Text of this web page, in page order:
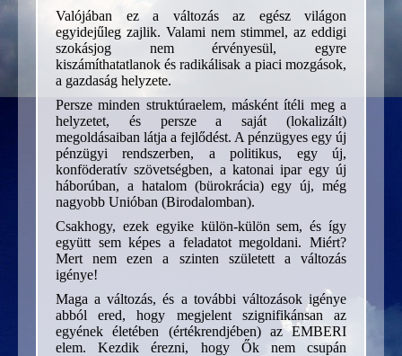
Valójában ez a változás az egész világon
egyidejűleg zajlik. Valami nem stimmel, az eddigi
szokásjog nem érvényesül, egyre
kiszámíthatatlanok és radikálisak a piaci mozgások,
a gazdaság helyzete.
Persze minden struktúraelem, másként ítéli meg a
helyzetet, és persze a saját (lokalizált)
megoldásaiban látja a fejlődést. A pénzügyes egy új
pénzügyi rendszerben, a politikus, egy új,
konföderatív szövetségben, a katonai ipar egy új
háborúban, a hatalom (bürokrácia) egy új, még
nagyobb Unióban (Birodalomban).
Csakhogy, ezek egyike külön-külön sem, és így
együtt sem képes a feladatot megoldani. Miért?
Mert nem ezen a szinten született a változás
igénye!
Maga a változás, és a további változások igénye
abból ered, hogy megjelent szignifikánsan az
egyének életében (értékrendjében) az EMBERI
elem. Kezdik érezni, hogy Ők nem csupán